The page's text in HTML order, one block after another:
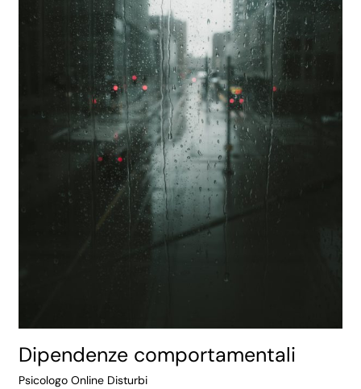
Dipendenze comportamentali
Psicologo Online Disturbi